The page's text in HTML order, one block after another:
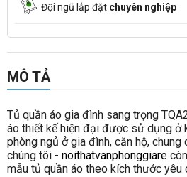
Đội ngũ lắp đặt chuyên nghiệp
MÔ TẢ
Tủ quần áo gia đình sang trọng
áo thiết kế hiện đại được sử dụng ở
phòng ngủ ở gia đình, căn hộ,
chúng tôi - noithatvanphonggiare
mẫu tủ quần áo theo kích thước yêu